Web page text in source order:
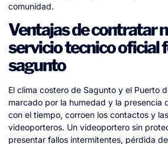
comunidad.
Ventajas de contratar
servicio tecnico oficial
sagunto
El clima costero de Sagunto y el Puerto
marcado por la humedad y la presencia
con el tiempo, corroen los contactos y
videoporteros. Un videoportero sin
presentar fallos intermitentes, pérdida